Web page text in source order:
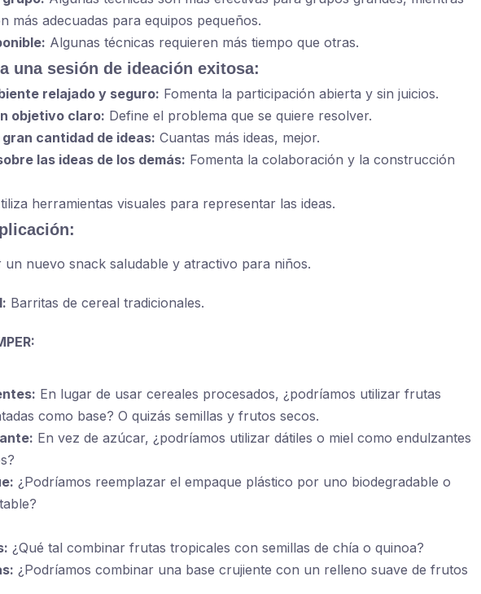
más adecuadas para equipos pequeños.
Algunas técnicas requieren más tiempo que otras.
una sesión de ideación exitosa:
relajado y seguro: Fomenta la participación abierta y sin juicios.
objetivo claro: Define el problema que se quiere resolver.
gran cantidad de ideas: Cuantas más ideas, mejor.
las ideas de los demás: Fomenta la colaboración y la construcción
herramientas visuales para representar las ideas.
un nuevo snack saludable y atractivo para niños.
Barritas de cereal tradicionales.
En lugar de usar cereales procesados, ¿podríamos utilizar frutas
como base? O quizás semillas y frutos secos.
En vez de azúcar, ¿podríamos utilizar dátiles o miel como endulzantes
¿Podríamos reemplazar el empaque plástico por uno biodegradable o
¿Qué tal combinar frutas tropicales con semillas de chía o quinoa?
¿Podríamos combinar una base crujiente con un relleno suave de frutos